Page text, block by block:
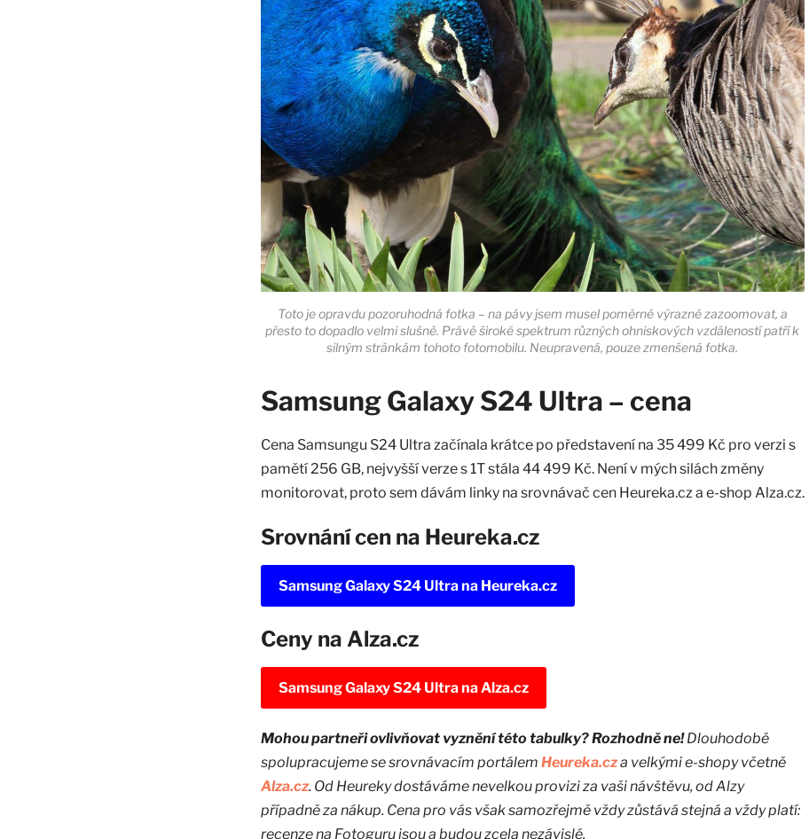
Toto je opravdu pozoruhodná fotka – na pávy jsem musel poměrně výrazně zazoomovat, a
přesto to dopadlo velmi slušně. Právě široké spektrum různých ohniskových vzdáleností patří k
silným stránkám tohoto fotomobilu. Neupravená, pouze zmenšená fotka.
Samsung Galaxy S24 Ultra – cena
Cena Samsungu S24 Ultra začínala krátce po představení na 35 499 Kč pro verzi s
pamětí 256 GB, nejvyšší verze s 1T stála 44 499 Kč. Není v mých silách změny
monitorovat, proto sem dávám linky na srovnávač cen Heureka.cz a e-shop Alza.cz.
Srovnání cen na Heureka.cz
Samsung Galaxy S24 Ultra na Heureka.cz
Ceny na Alza.cz
Samsung Galaxy S24 Ultra na Alza.cz
Mohou partneři ovlivňovat vyznění této tabulky? Rozhodně ne!Dlouhodobě
spolupracujeme se srovnávacím portálem Heureka.cza velkými e-shopy včetně
Alza.cz. Od Heureky dostáváme nevelkou provizi za vaši návštěvu, od Alzy
případně za nákup. Cena pro vás však samozřejmě vždy zůstává stejná a vždy platí:
recenze na Fotoguru jsou a budou zcela nezávislé.